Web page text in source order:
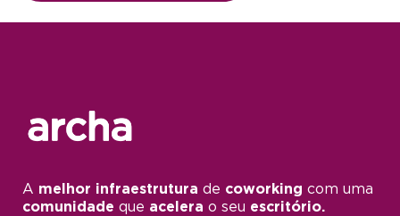
A melhor infraestrutura de coworking com uma
comunidade que acelera o seu escritório.